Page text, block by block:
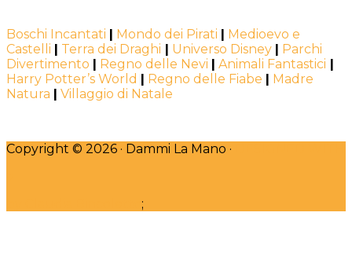
Boschi Incantati | Mondo dei Pirati | Medioevo e
Castelli | Terra dei Draghi | Universo Disney | Parchi
Divertimento | Regno delle Nevi | Animali Fantastici |
Harry Potter’s World | Regno delle Fiabe | Madre
Natura | Villaggio di Natale
Copyright © 2026 · Dammi La Mano ·
;